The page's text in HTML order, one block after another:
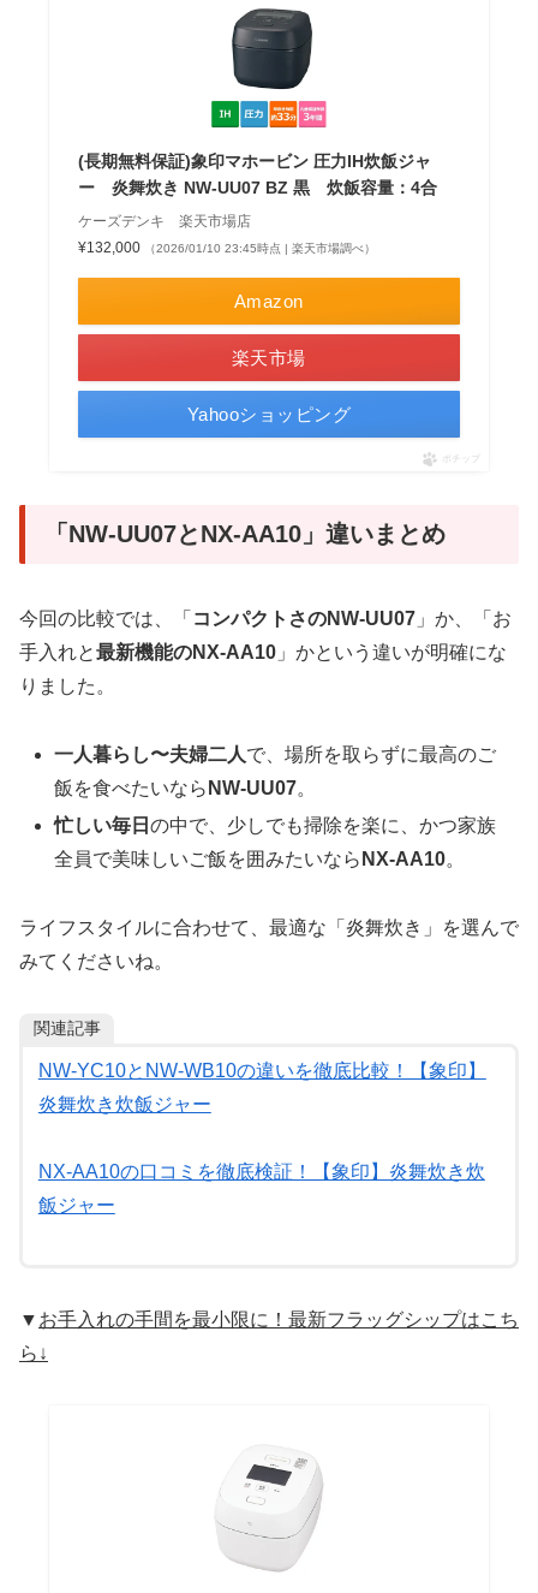
(長期無料保証)象印マホービン 圧力IH炊飯ジャ
ー 炎舞炊き NW-UU07 BZ 黒 炊飯容量：4合
ケーズデンキ 楽天市場店
¥132,000
（2026/01/10 23:45時点 | 楽天市場調べ）
Amazon
楽天市場
Yahooショッピング
ポチップ
「NW-UU07とNX-AA10」違いまとめ
今回の比較では、「 コンパクトさのNW-UU07 」か、「お
手入れと最新機能のNX-AA10 」かという違いが明確にな
りました。
一人暮らし〜夫婦二人で、場所を取らずに最高のご
飯を食べたいなら NW-UU07。
忙しい毎日の中で、少しでも掃除を楽に、かつ家族
全員で美味しいご飯を囲みたいなら NX-AA10。
ライフスタイルに合わせて、最適な「炎舞炊き」を選んで
みてくださいね。
関連記事
NW-YC10とNW-WB10の違いを徹底比較！【象印】
炎舞炊き炊飯ジャー
NX-AA10の口コミを徹底検証！【象印】炎舞炊き炊
飯ジャー
▼ お手入れの手間を最小限に！最新フラッグシップはこち
ら↓